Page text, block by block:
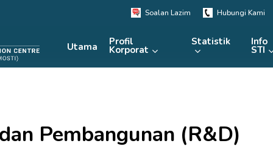
Soalan Lazim Hubungi Kami
Utama Profil
Korporat
Statistik Info
STI
MRDCS
Portal
Repositori
Pembangunan (R&D)